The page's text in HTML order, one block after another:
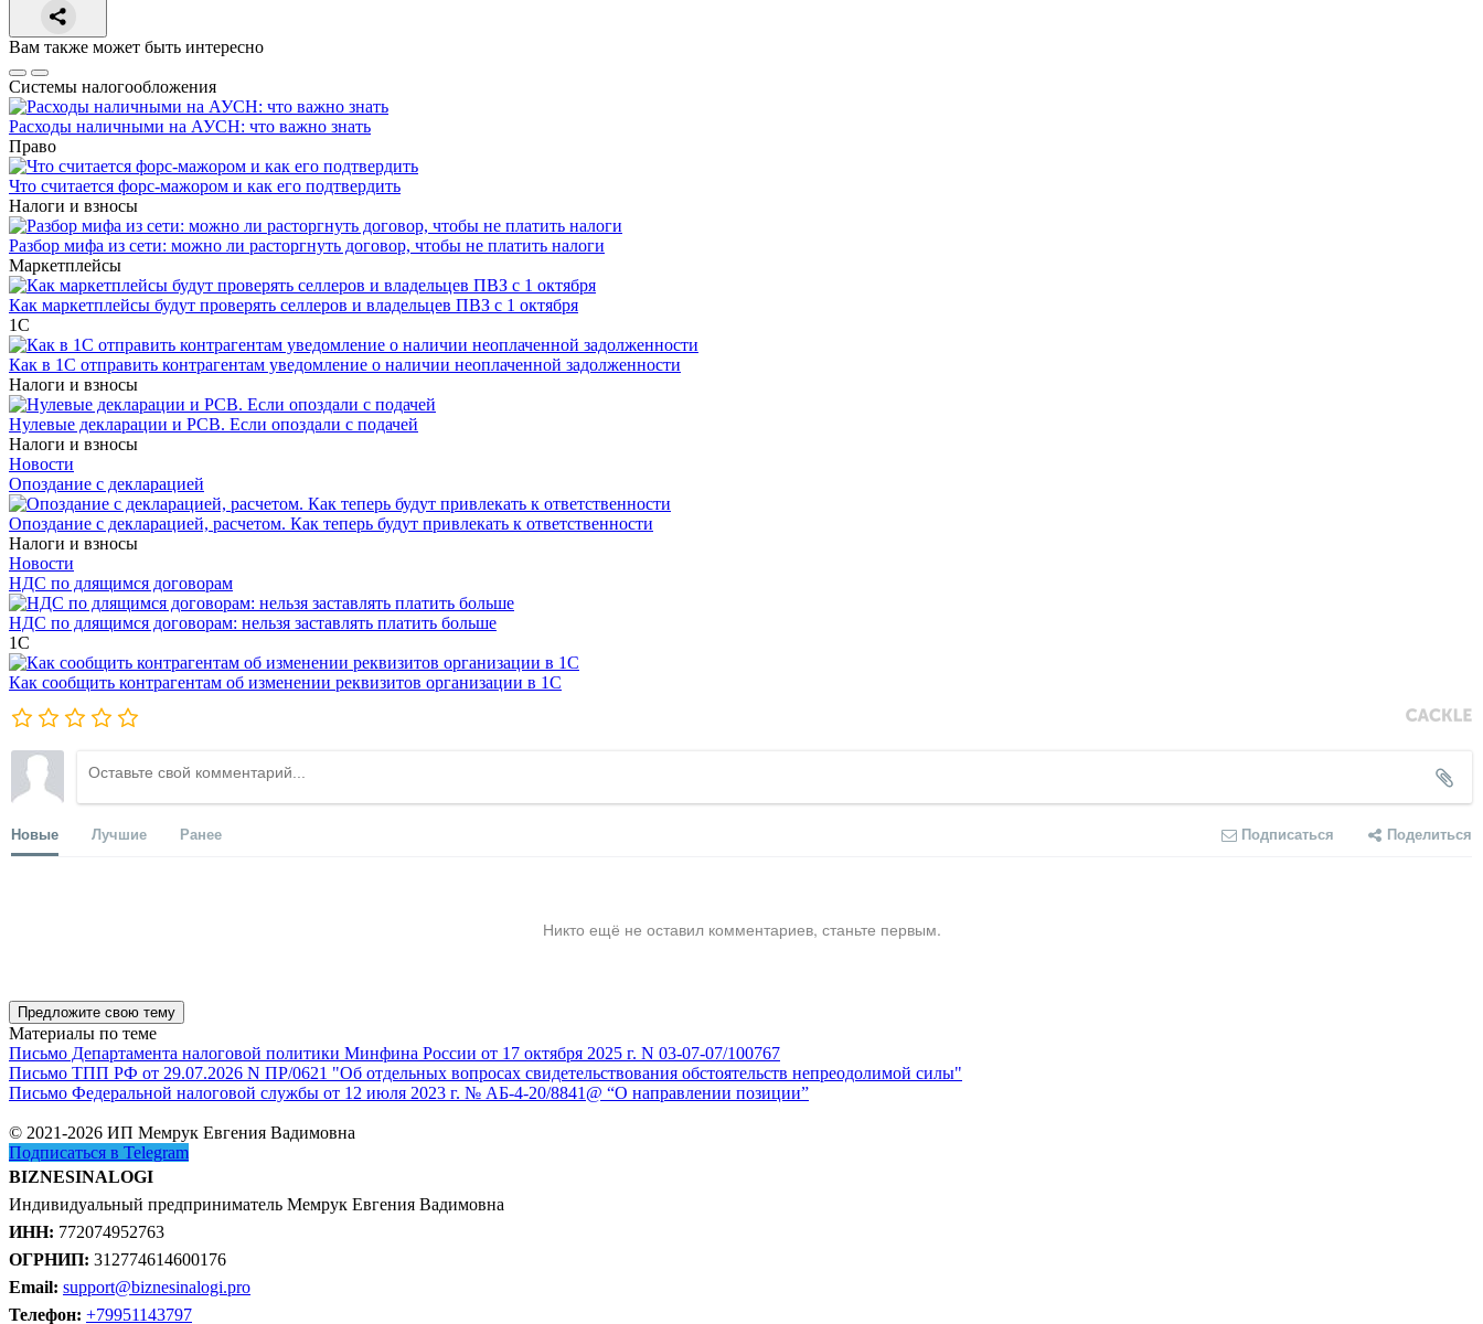
Вам также может быть интересно
Системы налогообложения
Расходы наличными на АУСН: что важно знать
Право
Что считается форс-мажором и как его подтвердить
Налоги и взносы
Разбор мифа из сети: можно ли расторгнуть договор, чтобы не платить налоги
Маркетплейсы
Как маркетплейсы будут проверять селлеров и владельцев ПВЗ с 1 октября
1С
Как в 1С отправить контрагентам уведомление о наличии неоплаченной задолженности
Налоги и взносы
Нулевые декларации и РСВ. Если опоздали с подачей
Налоги и взносы
Новости
Опоздание с декларацией
Опоздание с декларацией, расчетом. Как теперь будут привлекать к ответственности
Налоги и взносы
Новости
НДС по длящимся договорам
НДС по длящимся договорам: нельзя заставлять платить больше
1С
Как сообщить контрагентам об изменении реквизитов организации в 1C
Новые Лучшие Ранее Подписаться Поделиться
Никто ещё не оставил комментариев, станьте первым.
Предложите свою тему
Материалы по теме
Письмо Департамента налоговой политики Минфина России от 17 октября 2025 г. N 03-07-07/100767
Письмо ТПП РФ от 29.07.2026 N ПР/0621 "Об отдельных вопросах свидетельствования обстоятельств непреодолимой силы"
Письмо Федеральной налоговой службы от 12 июля 2023 г. № АБ-4-20/8841@ “О направлении позиции”
© 2021-2026 ИП Мемрук Евгения Вадимовна
Подписаться в Telegram
BIZNESINALOGI
Индивидуальный предприниматель Мемрук Евгения Вадимовна
ИНН: 772074952763
ОГРНИП: 312774614600176
Email: support@biznesinalogi.pro
Телефон: +79951143797